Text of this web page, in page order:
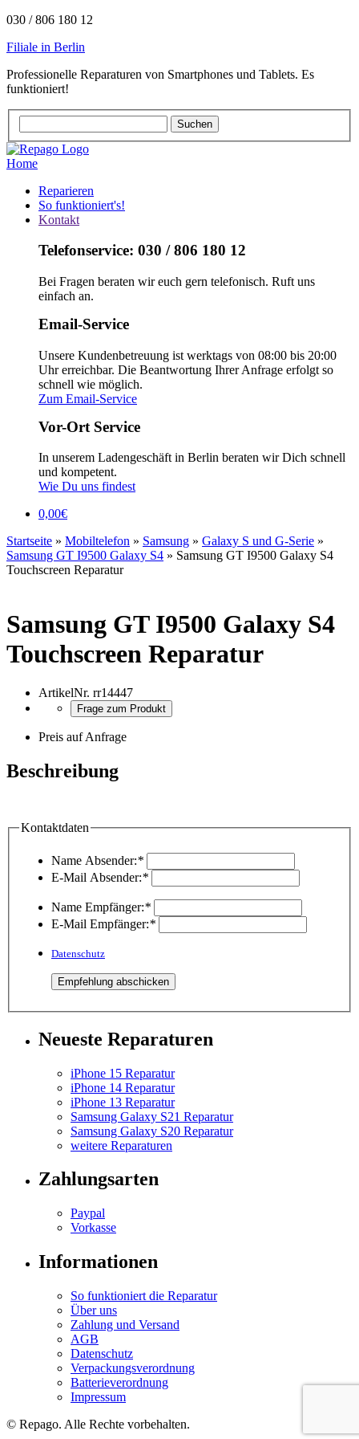
030 / 806 180 12
Filiale in Berlin
Professionelle Reparaturen von Smartphones und Tablets. Es
funktioniert!
Home
Reparieren
So funktioniert's!
Kontakt
Telefonservice: 030 / 806 180 12
Bei Fragen beraten wir euch gern telefonisch. Ruft uns
einfach an.
Email-Service
Unsere Kundenbetreuung ist werktags von 08:00 bis 20:00
Uhr erreichbar. Die Beantwortung Ihrer Anfrage erfolgt so
schnell wie möglich.
Zum Email-Service
Vor-Ort Service
In unserem Ladengeschäft in Berlin beraten wir Dich schnell
und kompetent.
Wie Du uns findest
0,00€
Startseite » Mobiltelefon » Samsung » Galaxy S und G-Serie »
Samsung GT I9500 Galaxy S4 » Samsung GT I9500 Galaxy S4
Touchscreen Reparatur
Samsung GT I9500 Galaxy S4
Touchscreen Reparatur
ArtikelNr. rr14447
Frage zum Produkt
Preis auf Anfrage
Beschreibung
Kontaktdaten
Name Absender:*
E-Mail Absender:*
Name Empfänger:*
E-Mail Empfänger:*
Datenschutz
Neueste Reparaturen
iPhone 15 Reparatur
iPhone 14 Reparatur
iPhone 13 Reparatur
Samsung Galaxy S21 Reparatur
Samsung Galaxy S20 Reparatur
weitere Reparaturen
Zahlungsarten
Paypal
Vorkasse
Informationen
So funktioniert die Reparatur
Über uns
Zahlung und Versand
AGB
Datenschutz
Verpackungsverordnung
Batterieverordnung
Impressum
© Repago. Alle Rechte vorbehalten.